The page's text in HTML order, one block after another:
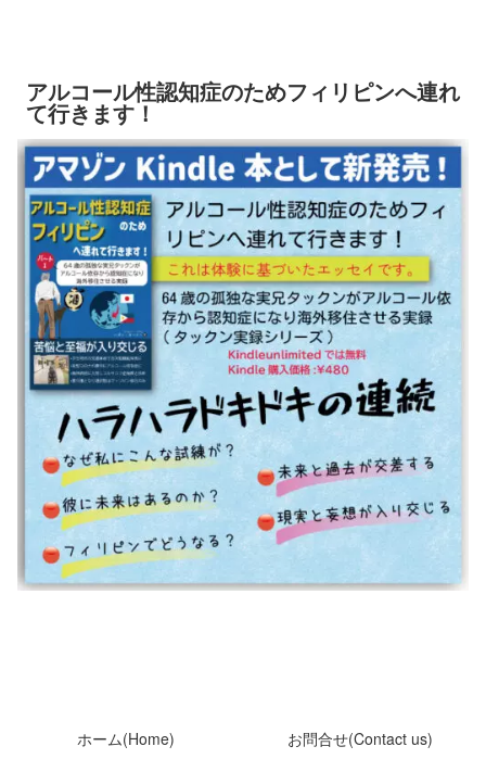
アルコール性認知症のためフィリピンへ連れ
て行きます！
ホーム(Home)
お問合せ(Contact us)